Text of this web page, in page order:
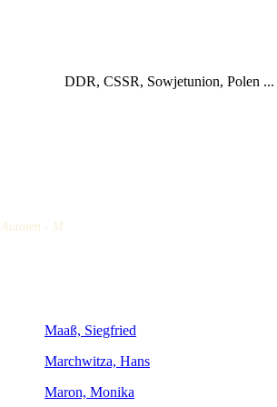
DDR, CSSR, Sowjetunion, Polen ...
Maaß, Siegfried
Marchwitza, Hans
Maron, Monika
Autoren - M